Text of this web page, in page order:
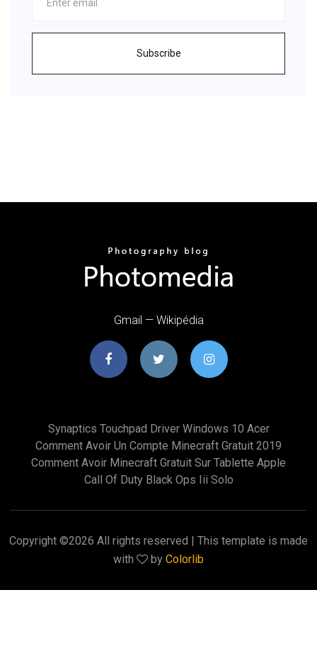
Subscribe
Gmail — Wikipédia
Synaptics Touchpad Driver Windows 10 Acer
Comment Avoir Un Compte Minecraft Gratuit 2019
Comment Avoir Minecraft Gratuit Sur Tablette Apple
Call Of Duty Black Ops Iii Solo
Copyright ©2026 All rights reserved | This template is made
with
by Colorlib